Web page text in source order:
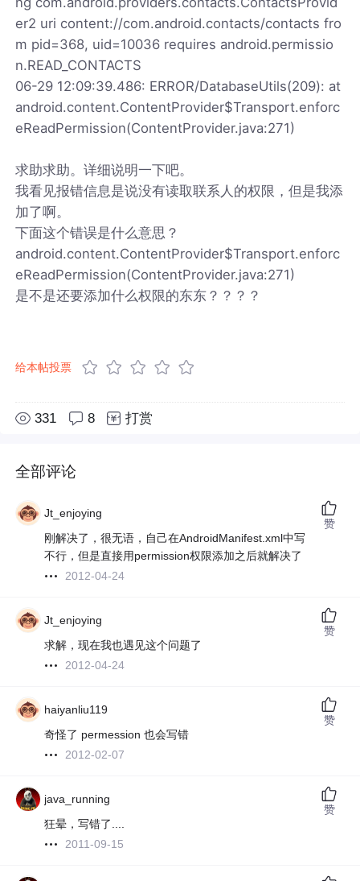
er2 uri content://com.android.contacts/contacts fro
m pid=368, uid=10036 requires android.permissio
n.READ_CONTACTS
06-29 12:09:39.486: ERROR/DatabaseUtils(209): at
android.content.ContentProvider$Transport.enforc
eReadPermission(ContentProvider.java:271)
求助求助。详细说明一下吧。
我看见报错信息是说没有读取联系人的权限，但是我添
加了啊。
下面这个错误是什么意思？
android.content.ContentProvider$Transport.enforc
eReadPermission(ContentProvider.java:271)
是不是还要添加什么权限的东东？？？？
给本帖投票
331 8 打赏
全部评论
Jt_enjoying
刚解决了，很无语，自己在AndroidManifest.xml中写
不行，但是直接用permission权限添加之后就解决了
2012-04-24
赞
Jt_enjoying
求解，现在我也遇见这个问题了
2012-04-24
赞
haiyanliu119
奇怪了 permession 也会写错
2012-02-07
赞
java_running
狂晕，写错了....
2011-09-15
赞